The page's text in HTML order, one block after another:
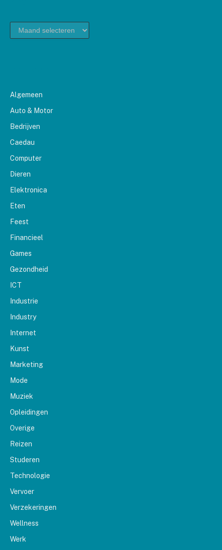
archief
Algemeen
Auto & Motor
Bedrijven
Caedau
Computer
Dieren
Elektronica
Eten
Feest
Financieel
Games
Gezondheid
ICT
Industrie
Industry
Internet
Kunst
Marketing
Mode
Muziek
Opleidingen
Overige
Reizen
Studeren
Technologie
Vervoer
Verzekeringen
Wellness
Werk